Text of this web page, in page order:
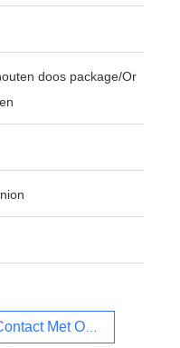
doos package/Or
Met Ons Op